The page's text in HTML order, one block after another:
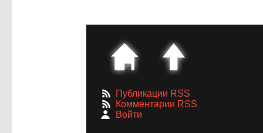
Публикации RSS
Комментарии RSS
Войти